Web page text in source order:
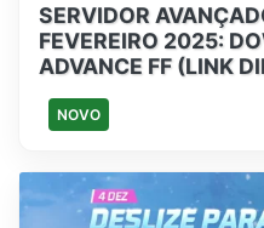
SERVIDOR
FEVEREIRO 2025:
ADVANCE FF (LINK
NOVO